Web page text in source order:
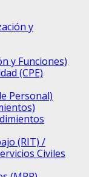
y
y Funciones)
(CPE)
Personal)
(RIT) /
Civiles